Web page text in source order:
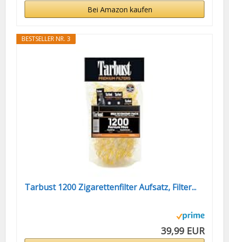
Bei Amazon kaufen
BESTSELLER NR. 3
Tarbust 1200 Zigarettenfilter Aufsatz, Filter...
39,99 EUR